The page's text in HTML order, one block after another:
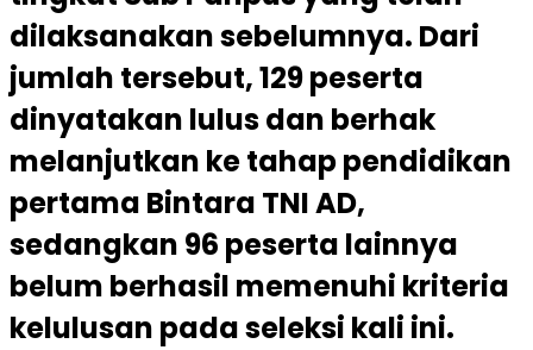
dilaksanakan sebelumnya. Dari
jumlah tersebut, 129 peserta
dinyatakan lulus dan berhak
melanjutkan ke tahap pendidikan
pertama Bintara TNI AD,
sedangkan 96 peserta lainnya
belum berhasil memenuhi kriteria
kelulusan pada seleksi kali ini.